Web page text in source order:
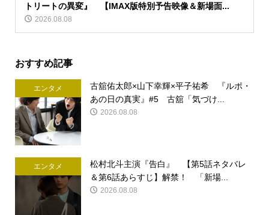
トリートの異変』 【IMAX版特別予告映像＆新場面...
2026.08.08
おすすめ記事
エンタメ
古舘佑太郎×山下幸輝×平子祐希 『ルポ・
あの日の真実』#5 古舘「気づけ...
2026.08.08
エンタメ
松村北斗主演『告白』 【第5話ネタバレ
＆第6話あらすじ】解禁！ 「新場...
2026.08.08